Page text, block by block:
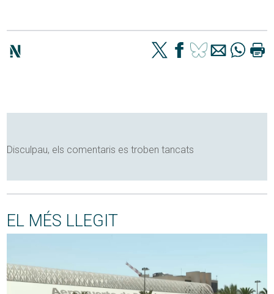
Disculpau, els comentaris es troben tancats
EL MÉS LLEGIT